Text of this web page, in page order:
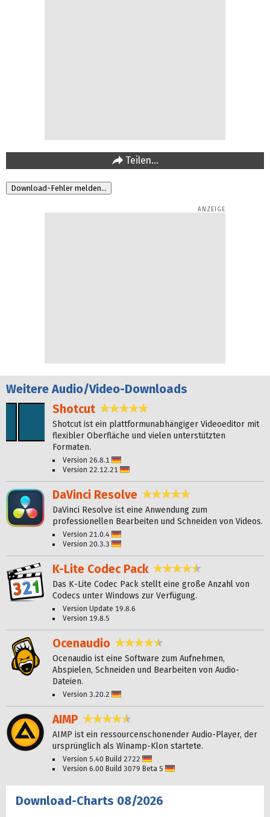
Teilen…
Weitere Audio/Video-Downloads
Shotcut
Shotcut ist ein plattformunabhängiger Videoeditor mit
flexibler Oberfläche und vielen unterstützten
Formaten.
Version 26.8.1
Version 22.12.21
DaVinci Resolve
DaVinci Resolve ist eine Anwendung zum
professionellen Bearbeiten und Schneiden von Videos.
Version 21.0.4
Version 20.3.3
K-Lite Codec Pack 4,5 Sterne
Das K-Lite Codec Pack stellt eine große Anzahl von
Codecs unter Windows zur Verfügung.
Version Update 19.8.6
Version 19.8.5
Ocenaudio 4,6 Sterne
Ocenaudio ist eine Software zum Aufnehmen,
Abspielen, Schneiden und Bearbeiten von Audio-
Dateien.
Version 3.20.2
AIMP 4,4 Sterne
AIMP ist ein ressourcenschonender Audio-Player, der
ursprünglich als Winamp-Klon startete.
Version 5.40 Build 2722
Version 6.00 Build 3079 Beta 5
Download-Charts 08/2026